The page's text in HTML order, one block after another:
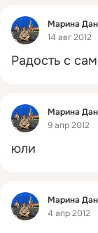
Фид
Марина
14 авг 2012
Радость с
Фид
Марина
9 апр 2012
юли
Фид
Марина
4 апр 2012